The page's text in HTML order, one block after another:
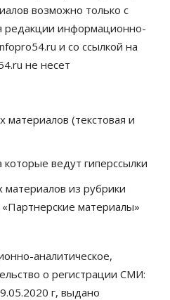
места в
вырос в полтора раза
образованию в
вопросов
вузы опубликовали
бюджетные места
впервые выписал
возможно только с
редакции информационно-
и со ссылкой на
не несет
(текстовая и
ведут гиперссылки
из рубрики
материалы»
аналитическое,
о регистрации СМИ:
г, выдано